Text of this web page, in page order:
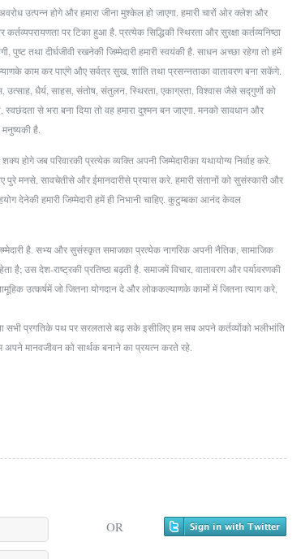
अवरोध उत्पन्न होगे और हमारा जीना मुश्केल हो जाएगा. हमारी चारों ओर क्लेश और
पर टिका हुआ है. प्रत्येक सिद्धिकी स्थिरता और सुरक्षा कर्तव्यनिष्ठा
पुष्ट तथा दीर्घजीवी रखनेकी जिम्मेदारी हमारी स्वयंकी है. साधन अच्छा रहेगा तो हमें
काम कर पाएंगे औए सर्वत्र सुख, शांति तथा प्रसन्नताका वातावरण बना सकेंगे.
धैर्य, साहस, संतोष, संतुलन, स्थिरता, एकाग्रता, विश्वास जैसे सद्गुणों को
से भरा बना दिया तो वह हमारा दुश्मन बन जाएगा. मनको सावधान और
मनुष्यकी है.
होगे जब परिवारकी प्रत्येक व्यक्ति अपनी जिम्मेदारीका यथायोग्य निर्वाह करे.
पुरे मनसे, सावचेतीसे और ईमानदारीसे प्रयास करे. हमारी संतानों को सुसंस्कारी और
देनेकी हमारी जिम्मेदारी हमें ही निभानी चाहिए. कुटुम्बका आनंद केवल
है. सभ्य और सुसंस्कृत समाजका प्रत्येक नागरिक अपनी नैतिक, सामाजिक
है; उस देश-राष्ट्रकी प्रतिष्ठा बढ़ती है. समाजमें विचार, वातावरण और पर्यावरणकी
उत्कर्षमें जो जितना योगदान दे और लोककल्याणके कामों में जितना त्याग करे,
सभी प्रगतिके पथ पर सरलतासे बढ़ सके इसीलिए हम सब अपने कर्तव्योंको भलीभांति
अपने मानवजीवन को सार्थक बनाने का प्रयत्न करते रहे.
OR